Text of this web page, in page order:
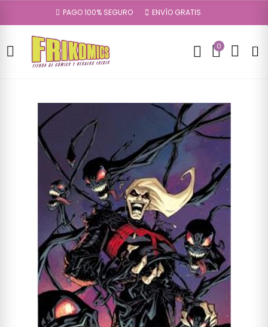
PAGO 100% SEGURO ENVÍO GRATIS
0